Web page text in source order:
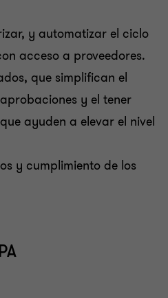
y automatizar el ciclo
acceso a proveedores.
que simplifican el
y el tener
ayuden a elevar el nivel
y cumplimiento de los